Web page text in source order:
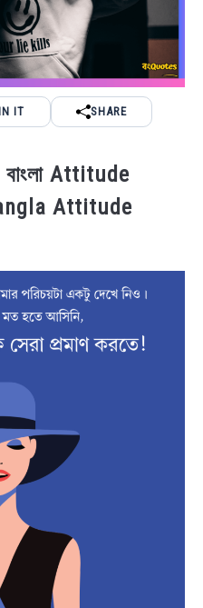
IT SHARE
বাংলা Attitude
Attitude